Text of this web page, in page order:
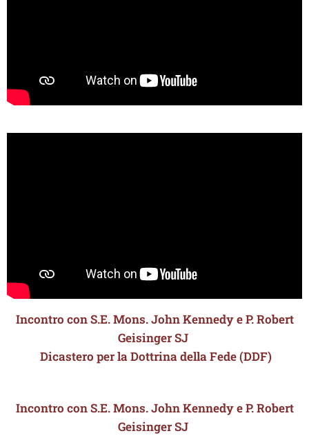
Incontro con S.E. Mons. John Kennedy e P. Robert
Geisinger SJ
Dicastero per la Dottrina della Fede (DDF)
Incontro con S.E. Mons. John Kennedy e P. Robert
Geisinger SJ